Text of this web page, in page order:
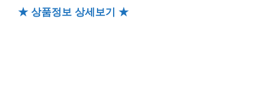
★ 상품정보 상세보기 ★